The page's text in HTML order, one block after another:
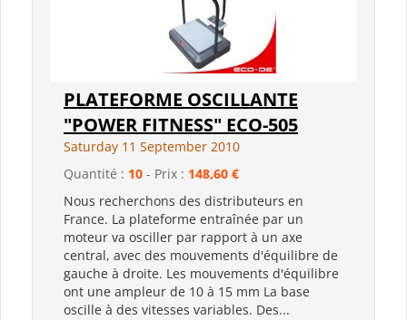
PLATEFORME OSCILLANTE
"POWER FITNESS" ECO-505
Saturday 11 September 2010
Quantité : 10 - Prix : 148,60 €
Nous recherchons des distributeurs en
France. La plateforme entraînée par un
moteur va osciller par rapport à un axe
central, avec des mouvements d'équilibre de
gauche à droite. Les mouvements d'équilibre
ont une ampleur de 10 à 15 mm La base
oscille à des vitesses variables. Des...